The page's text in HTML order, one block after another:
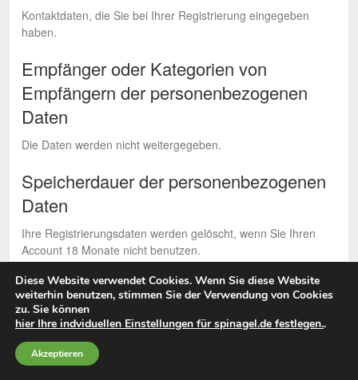
Kontaktdaten, die Sie bei Ihrer Registrierung eingegeben
haben.
Empfänger oder Kategorien von
Empfängern der personenbezogenen
Daten
Die Daten werden nicht weitergegeben.
Speicherdauer der personenbezogenen
Daten
Ihre Registrierungsdaten werden gelöscht, wenn Sie Ihren
Account 18 Monate nicht benutzen.
Diese Website verwendet Cookies. Wenn Sie diese Website
weiterhin benutzen, stimmen Sie der Verwendung von Cookies
zu. Sie können
hier Ihre indviduellen Einstellungen für spinagel.de festlegen..
Akzeptieren